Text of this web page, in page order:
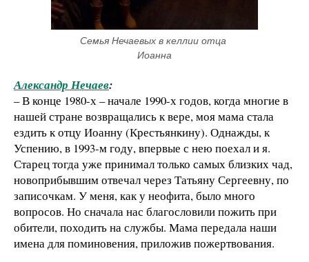
Семья Нечаевых в келлии отца
Иоанна
Александр Нечаев:
– В конце 1980-х – начале 1990-х годов, когда многие в
нашей стране возвращались к вере, моя мама стала
ездить к отцу Иоанну (Крестьянкину). Однажды, к
Успению, в 1993-м году, впервые с нею поехал и я.
Старец тогда уже принимал только самых близких чад,
новоприбывшим отвечал через Татьяну Сергеевну, по
записочкам. У меня, как у неофита, было много
вопросов. Но сначала нас благословили пожить при
обители, походить на службы. Мама передала наши
имена для поминовения, приложив пожертвования.